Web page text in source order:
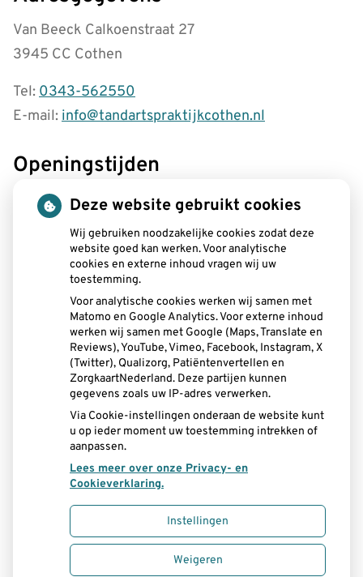
Van Beeck Calkoenstraat 27
3945 CC Cothen
Tel:0343-562550
E-mail:info@tandartspraktijkcothen.nl
Openingstijden
Maandag: 08.00tot
- 12.30
13.00 tot- 19.00
08.00tot
- 12.30
13.00tot
- 17.00
Woensdag:
08.15 tot
- 12.30
Donderdag:
08.00tot
- 12.30
13.00tot
- 17.00
08.00tot
- 12.30
13.00tot
- 15.00
Aangesloten bij:
Uw Zorg Online|Beheer
Deze website gebruikt cookies
Wij gebruiken noodzakelijke cookies zodat deze
website goed kan werken. Voor analytische
cookies en externe inhoud vragen wij uw
toestemming.
Voor analytische cookies werken wij samen met
Matomo en Google Analytics. Voor externe inhoud
werken wij samen met Google (Maps, Translate en
Reviews), YouTube, Vimeo, Facebook, Instagram, X
(Twitter), Qualizorg, Patiëntenvertellen en
ZorgkaartNederland. Deze partijen kunnen
gegevens zoals uw IP-adres verwerken.
Via Cookie-instellingen onderaan de website kunt
u op ieder moment uw toestemming intrekken of
aanpassen.
Lees meer over onze Privacy- en
Cookieverklaring.
Instellingen
Weigeren